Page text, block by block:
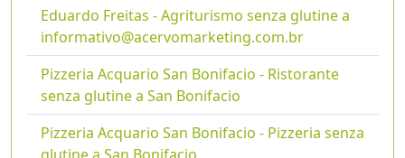
Eduardo Freitas - Agriturismo senza glutine a
informativo@acervomarketing.com.br
Pizzeria Acquario San Bonifacio - Ristorante
senza glutine a San Bonifacio
Pizzeria Acquario San Bonifacio - Pizzeria senza